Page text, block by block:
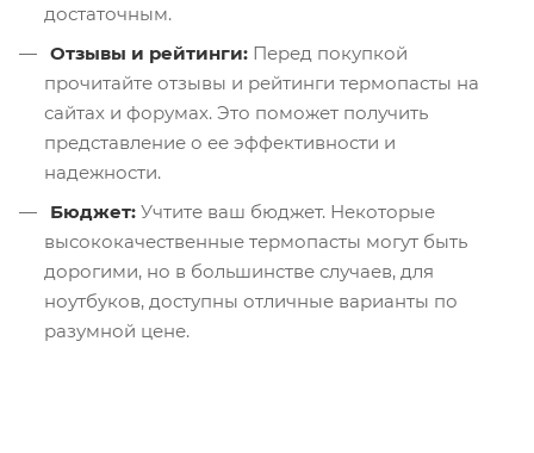
достаточным.
Отзывы и рейтинги: Перед покупкой
прочитайте отзывы и рейтинги термопасты на
сайтах и форумах. Это поможет получить
представление о ее эффективности и
надежности.
Бюджет: Учтите ваш бюджет. Некоторые
высококачественные термопасты могут быть
дорогими, но в большинстве случаев, для
ноутбуков, доступны отличные варианты по
разумной цене.